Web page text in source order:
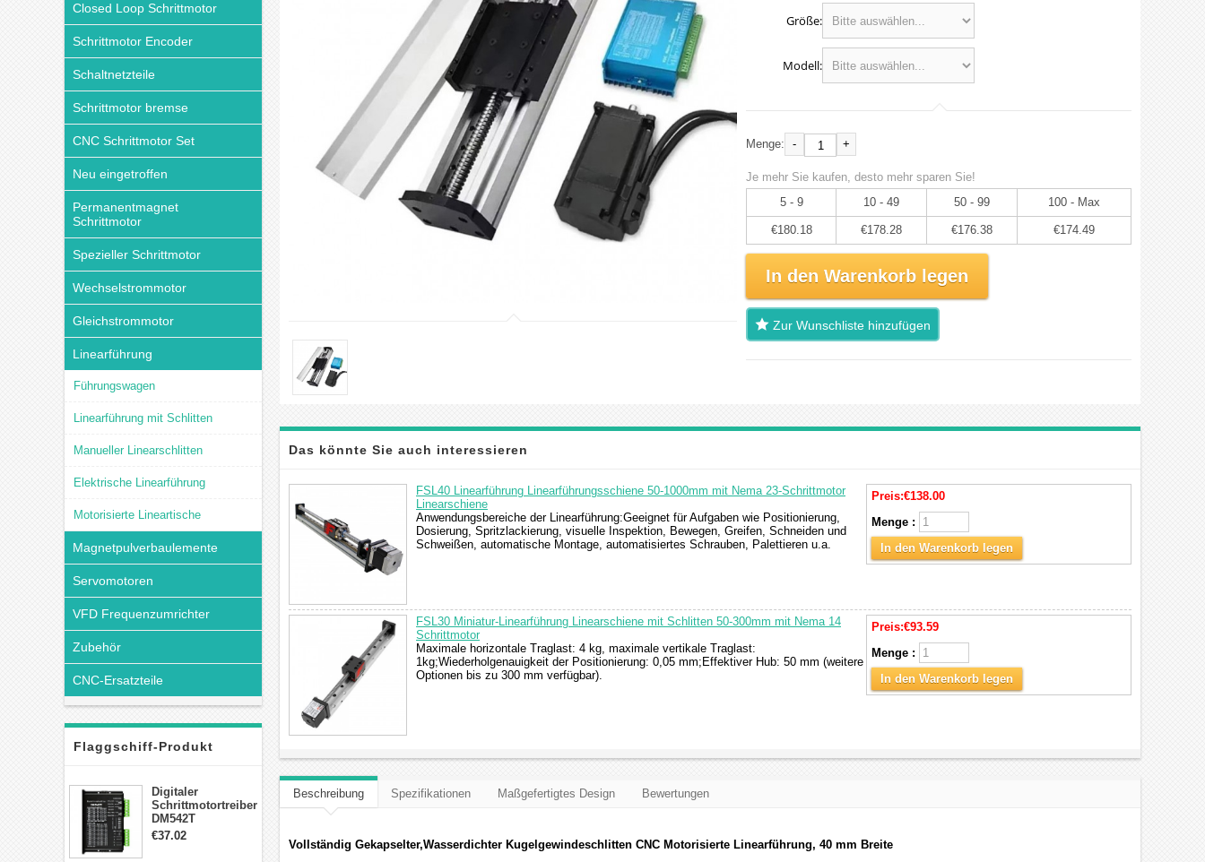
Closed Loop Schrittmotor
Schrittmotor Encoder
Schaltnetzteile
Schrittmotor bremse
CNC Schrittmotor Set
Neu eingetroffen
Permanentmagnet
Schrittmotor
Spezieller Schrittmotor
Wechselstrommotor
Gleichstrommotor
Linearführung
Führungswagen
Linearführung mit Schlitten
Manueller Linearschlitten
Elektrische Linearführung
Motorisierte Lineartische
Magnetpulverbaulemente
Servomotoren
VFD Frequenzumrichter
Zubehör
CNC-Ersatzteile
Flaggschiff-Produkt
Digitaler
Schrittmotortreiber
DM542T
Schrittmotor
€37.02
Größe:
Modell:
Menge: - +
Je mehr Sie kaufen, desto mehr sparen Sie!
5 - 9
10 - 49 50 - 99 100 - Max
€180.18 €178.28 €176.38 €174.49
In den Warenkorb legen
Zur Wunschliste hinzufügen
Das könnte Sie auch interessieren
FSL40 Linearführung Linearführungsschiene 50-1000mm mit Nema 23-Schrittmotor
Linearschiene
Anwendungsbereiche der Linearführung:Geeignet für Aufgaben wie Positionierung,
Dosierung, Spritzlackierung, visuelle Inspektion, Bewegen, Greifen, Schneiden und
Schweißen, automatische Montage, automatisiertes Schrauben, Palettieren u.a.
Preis:€138.00
Menge :
In den Warenkorb legen
FSL30 Miniatur-Linearführung Linearschiene mit Schlitten 50-300mm mit Nema 14
Schrittmotor
Maximale horizontale Traglast: 4 kg, maximale vertikale Traglast:
1kg;Wiederholgenauigkeit der Positionierung: 0,05 mm;Effektiver Hub: 50 mm (weitere
Optionen bis zu 300 mm verfügbar).
Preis:€93.59
Menge :
In den Warenkorb legen
Beschreibung Spezifikationen Maßgefertigtes Design Bewertungen
Vollständig Gekapselter,Wasserdichter Kugelgewindeschlitten CNC Motorisierte Linearführung, 40 mm Breite